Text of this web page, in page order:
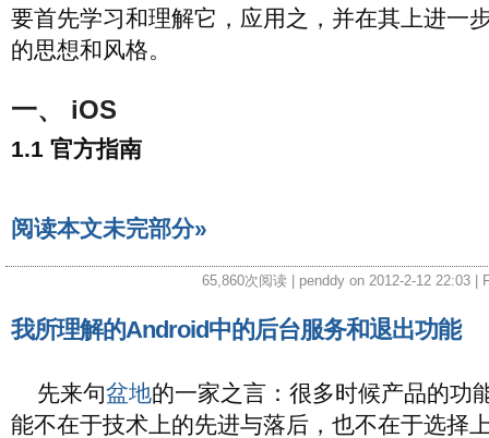
要首先学习和理解它，应用之，并在其上进一
的思想和风格。
一、 iOS
1.1 官方指南
阅读本文未完部分»
65,860次阅读 | penddy on 2012-2-12 22:03 |
我所理解的Android中的后台服务和退出功能
先来句盆地的一家之言：很多时候产品的功
能不在于技术上的先进与落后，也不在于选择